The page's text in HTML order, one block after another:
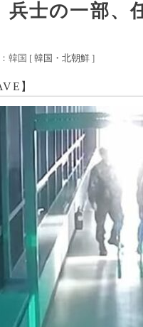
兵士の一部
韓国 [ 韓国・北朝鮮 ]
】